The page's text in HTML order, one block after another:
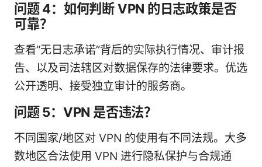
问题 4：如何判断 VPN 的日志政策是否
可靠？
查看“无日志承诺”背后的实际执行情况、审计报
告、以及司法辖区对数据保存的法律要求。优选
公开透明、接受独立审计的服务商。
问题 5：VPN 是否违法？
不同国家/地区对 VPN 的使用有不同法规。大多
数地区合法使用 VPN 进行隐私保护与合规通